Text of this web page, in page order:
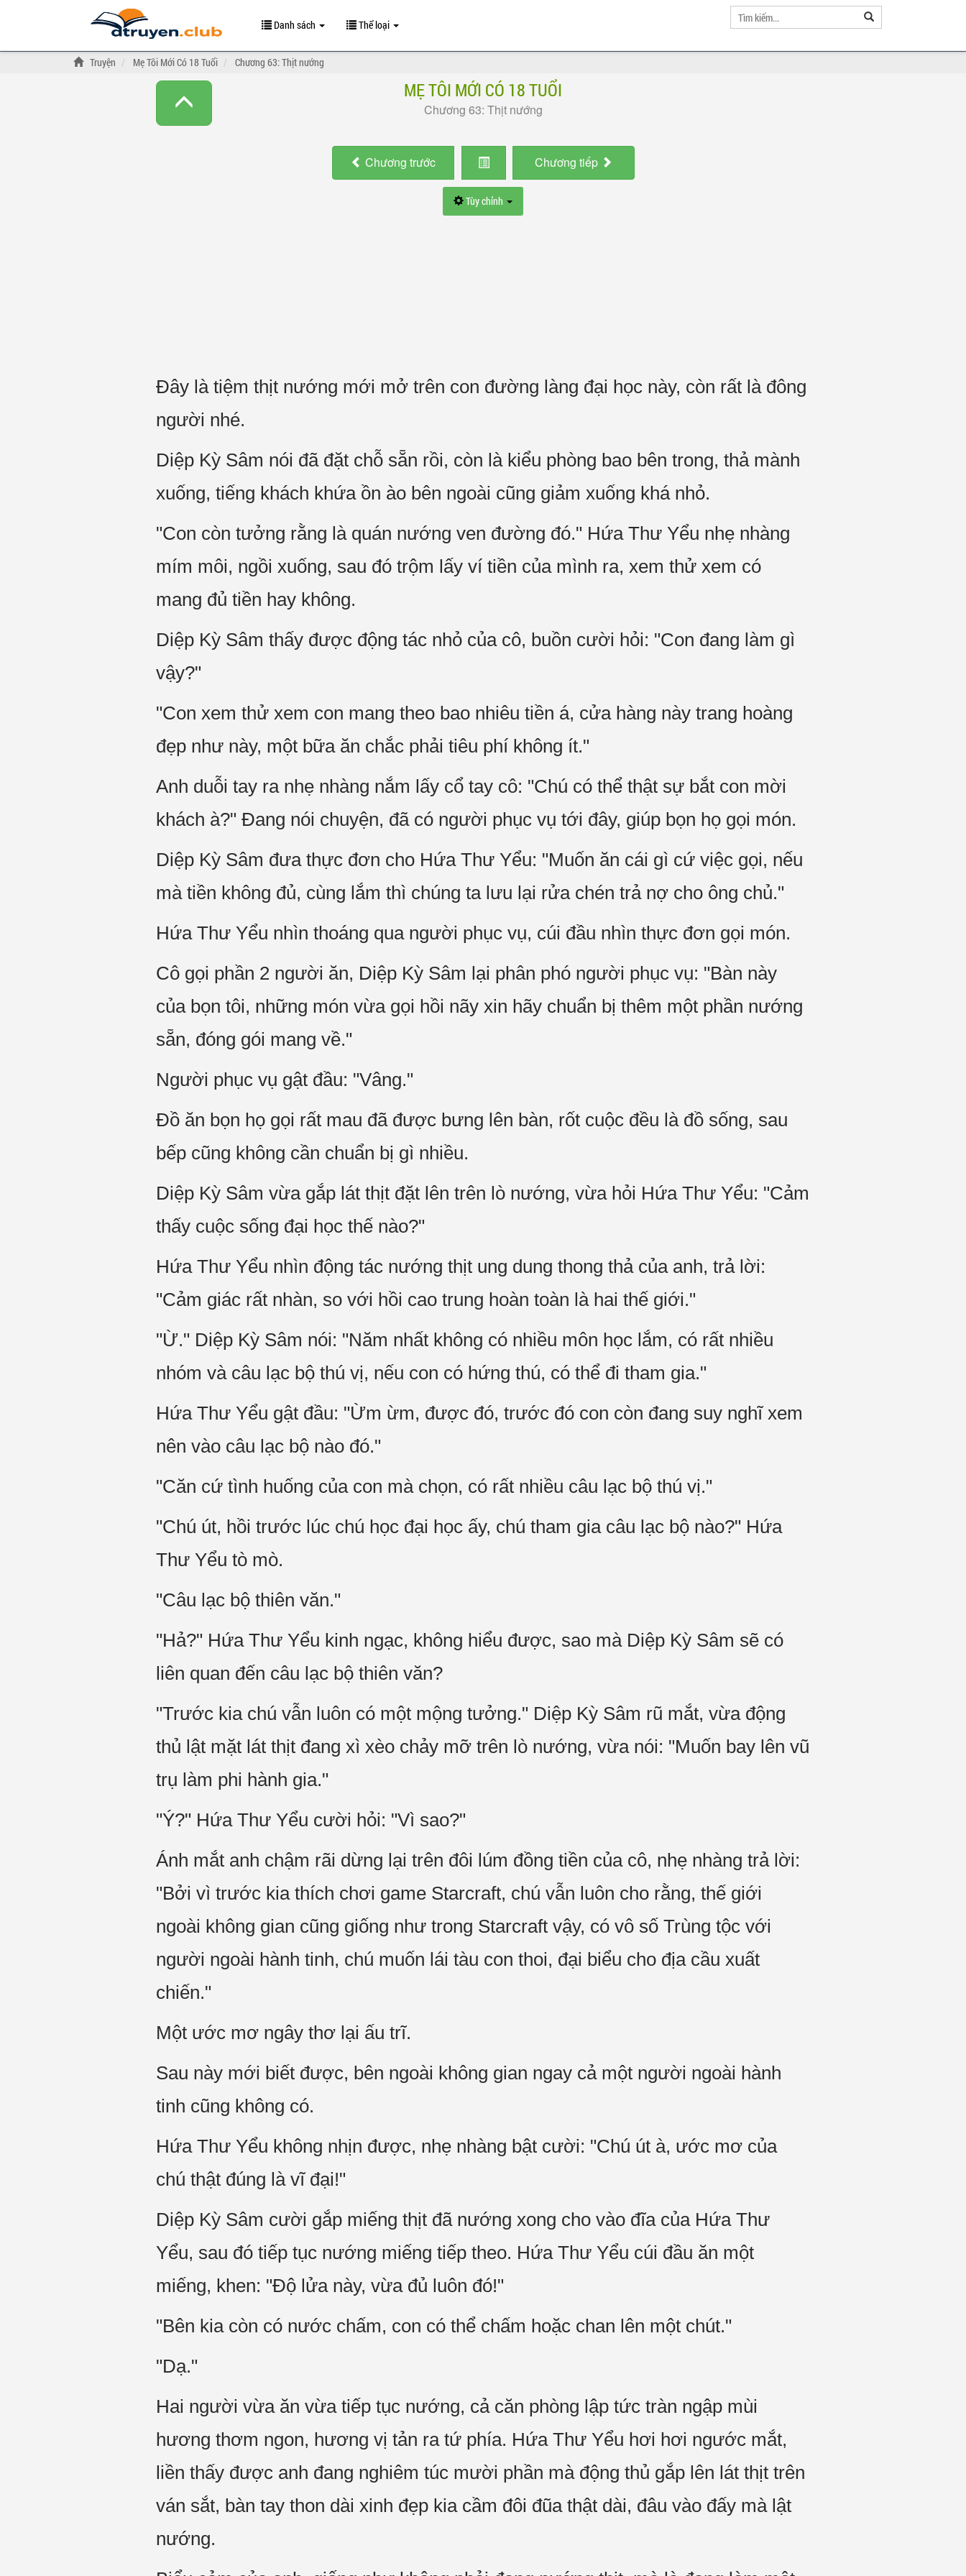
Danh sách Thể loại
Truyện Mẹ Tôi Mới Có 18 Tuổi Chương 63: Thịt nướng
MẸ TÔI MỚI CÓ 18 TUỔI
Chương 63: Thịt nướng
Chương trước Chương tiếp
Tùy chỉnh
Đây là tiệm thịt nướng mới mở trên con đường làng đại học này, còn rất là đông
người nhé.
Diệp Kỳ Sâm nói đã đặt chỗ sẵn rồi, còn là kiểu phòng bao bên trong, thả mành
xuống, tiếng khách khứa ồn ào bên ngoài cũng giảm xuống khá nhỏ.
"Con còn tưởng rằng là quán nướng ven đường đó." Hứa Thư Yểu nhẹ nhàng
mím môi, ngồi xuống, sau đó trộm lấy ví tiền của mình ra, xem thử xem có
mang đủ tiền hay không.
Diệp Kỳ Sâm thấy được động tác nhỏ của cô, buồn cười hỏi: "Con đang làm gì
vậy?"
"Con xem thử xem con mang theo bao nhiêu tiền á, cửa hàng này trang hoàng
đẹp như này, một bữa ăn chắc phải tiêu phí không ít."
Anh duỗi tay ra nhẹ nhàng nắm lấy cổ tay cô: "Chú có thể thật sự bắt con mời
khách à?" Đang nói chuyện, đã có người phục vụ tới đây, giúp bọn họ gọi món.
Diệp Kỳ Sâm đưa thực đơn cho Hứa Thư Yểu: "Muốn ăn cái gì cứ việc gọi, nếu
mà tiền không đủ, cùng lắm thì chúng ta lưu lại rửa chén trả nợ cho ông chủ."
Hứa Thư Yểu nhìn thoáng qua người phục vụ, cúi đầu nhìn thực đơn gọi món.
Cô gọi phần 2 người ăn, Diệp Kỳ Sâm lại phân phó người phục vụ: "Bàn này
của bọn tôi, những món vừa gọi hồi nãy xin hãy chuẩn bị thêm một phần nướng
sẵn, đóng gói mang về."
Người phục vụ gật đầu: "Vâng."
Đồ ăn bọn họ gọi rất mau đã được bưng lên bàn, rốt cuộc đều là đồ sống, sau
bếp cũng không cần chuẩn bị gì nhiều.
Diệp Kỳ Sâm vừa gắp lát thịt đặt lên trên lò nướng, vừa hỏi Hứa Thư Yểu: "Cảm
thấy cuộc sống đại học thế nào?"
Hứa Thư Yểu nhìn động tác nướng thịt ung dung thong thả của anh, trả lời:
"Cảm giác rất nhàn, so với hồi cao trung hoàn toàn là hai thế giới."
"Ừ." Diệp Kỳ Sâm nói: "Năm nhất không có nhiều môn học lắm, có rất nhiều
nhóm và câu lạc bộ thú vị, nếu con có hứng thú, có thể đi tham gia."
Hứa Thư Yểu gật đầu: "Ừm ừm, được đó, trước đó con còn đang suy nghĩ xem
nên vào câu lạc bộ nào đó."
"Căn cứ tình huống của con mà chọn, có rất nhiều câu lạc bộ thú vị."
"Chú út, hồi trước lúc chú học đại học ấy, chú tham gia câu lạc bộ nào?" Hứa
Thư Yểu tò mò.
"Câu lạc bộ thiên văn."
"Hả?" Hứa Thư Yểu kinh ngạc, không hiểu được, sao mà Diệp Kỳ Sâm sẽ có
liên quan đến câu lạc bộ thiên văn?
"Trước kia chú vẫn luôn có một mộng tưởng." Diệp Kỳ Sâm rũ mắt, vừa động
thủ lật mặt lát thịt đang xì xèo chảy mỡ trên lò nướng, vừa nói: "Muốn bay lên vũ
trụ làm phi hành gia."
"Ý?" Hứa Thư Yểu cười hỏi: "Vì sao?"
Ánh mắt anh chậm rãi dừng lại trên đôi lúm đồng tiền của cô, nhẹ nhàng trả lời:
"Bởi vì trước kia thích chơi game Starcraft, chú vẫn luôn cho rằng, thế giới
ngoài không gian cũng giống như trong Starcraft vậy, có vô số Trùng tộc với
người ngoài hành tinh, chú muốn lái tàu con thoi, đại biểu cho địa cầu xuất
chiến."
Một ước mơ ngây thơ lại ấu trĩ.
Sau này mới biết được, bên ngoài không gian ngay cả một người ngoài hành
tinh cũng không có.
Hứa Thư Yểu không nhịn được, nhẹ nhàng bật cười: "Chú út à, ước mơ của
chú thật đúng là vĩ đại!"
Diệp Kỳ Sâm cười gắp miếng thịt đã nướng xong cho vào đĩa của Hứa Thư
Yểu, sau đó tiếp tục nướng miếng tiếp theo. Hứa Thư Yểu cúi đầu ăn một
miếng, khen: "Độ lửa này, vừa đủ luôn đó!"
"Bên kia còn có nước chấm, con có thể chấm hoặc chan lên một chút."
"Dạ."
Hai người vừa ăn vừa tiếp tục nướng, cả căn phòng lập tức tràn ngập mùi
hương thơm ngon, hương vị tản ra tứ phía. Hứa Thư Yểu hơi hơi ngước mắt,
liền thấy được anh đang nghiêm túc mười phần mà động thủ gắp lên lát thịt trên
ván sắt, bàn tay thon dài xinh đẹp kia cầm đôi đũa thật dài, đâu vào đấy mà lật
nướng.